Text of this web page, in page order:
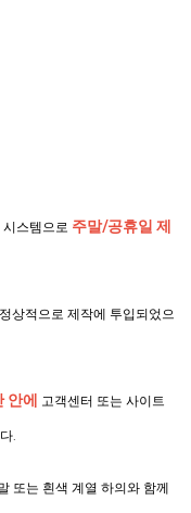
스템으로 주말/공휴일 제
상적으로 제작에 투입되었으
안에 고객센터 또는 사이트
.
또는 흰색 계열 하의와 함께